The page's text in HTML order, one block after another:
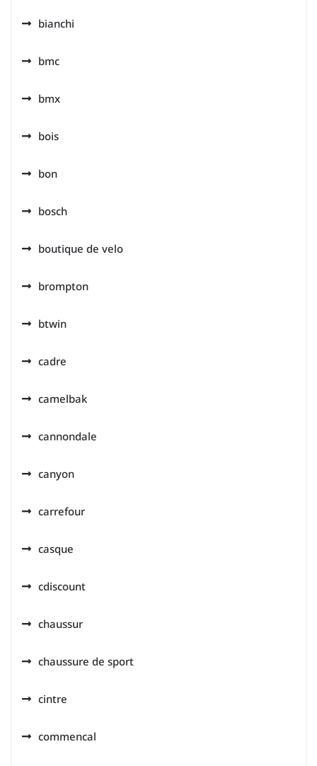
bianchi
bmc
bmx
bois
bon
bosch
boutique de velo
brompton
btwin
cadre
camelbak
cannondale
canyon
carrefour
casque
cdiscount
chaussur
chaussure de sport
cintre
commencal